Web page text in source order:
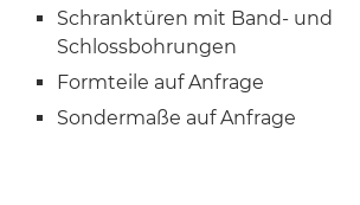
Schranktüren mit Band- und
Schlossbohrungen
Formteile auf Anfrage
Sondermaße auf Anfrage